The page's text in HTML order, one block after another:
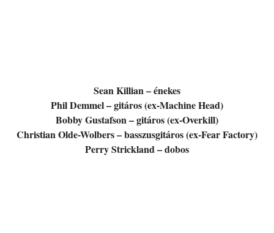
Sean Killian – énekes
Phil Demmel – gitáros (ex-Machine Head)
Bobby Gustafson – gitáros (ex-Overkill)
Christian Olde-Wolbers – basszusgitáros (ex-Fear Factory)
Perry Strickland – dobos